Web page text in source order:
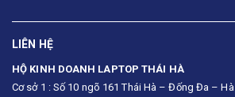
LIÊN HỆ
HỘ KINH DOANH LAPTOP THÁI HÀ
Cơ sở 1 : Số 10 ngõ 161 Thái Hà – Đống Đa –